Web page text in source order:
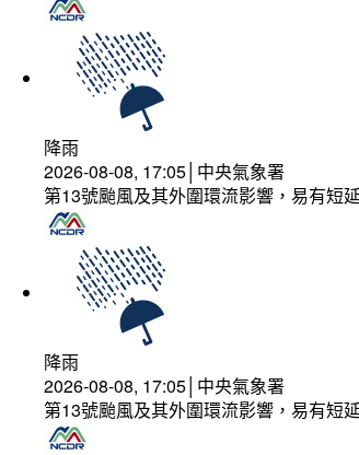
降雨
2026-08-08, 17:05│中央氣象署
第13號颱風及其外圍環流影響，易有短
降雨
2026-08-08, 17:05│中央氣象署
第13號颱風及其外圍環流影響，易有短